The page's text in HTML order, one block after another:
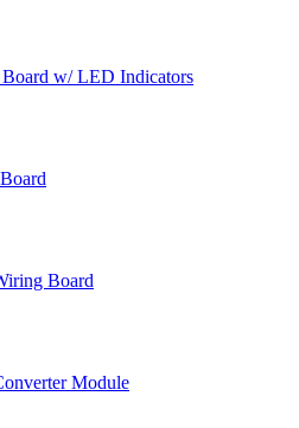
w/ LED Indicators
Board
Module